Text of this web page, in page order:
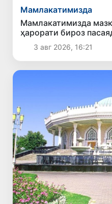
Мамлакатимизда
Мамлакатимизда
ҳарорати бироз
3 авг 2026, 16:21